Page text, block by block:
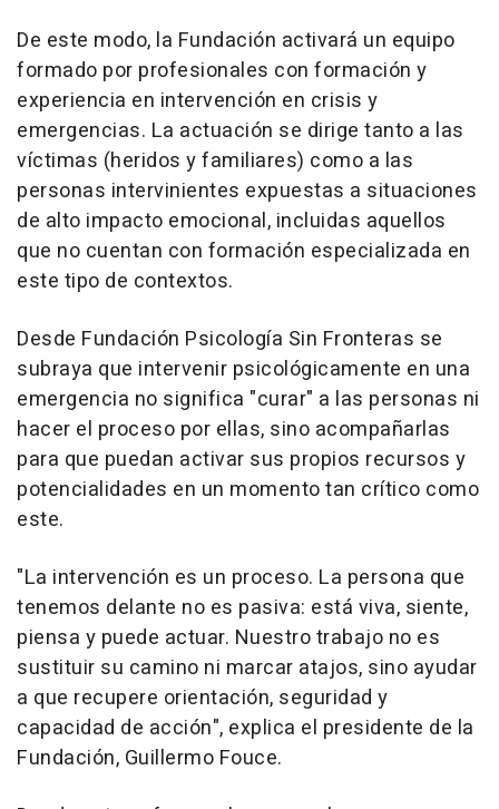
De este modo, la Fundación activará un equipo
formado por profesionales con formación y
experiencia en intervención en crisis y
emergencias. La actuación se dirige tanto a las
víctimas (heridos y familiares) como a las
personas intervinientes expuestas a situaciones
de alto impacto emocional, incluidas aquellos
que no cuentan con formación especializada en
este tipo de contextos.
Desde Fundación Psicología Sin Fronteras se
subraya que intervenir psicológicamente en una
emergencia no significa "curar" a las personas ni
hacer el proceso por ellas, sino acompañarlas
para que puedan activar sus propios recursos y
potencialidades en un momento tan crítico como
este.
"La intervención es un proceso. La persona que
tenemos delante no es pasiva: está viva, siente,
piensa y puede actuar. Nuestro trabajo no es
sustituir su camino ni marcar atajos, sino ayudar
a que recupere orientación, seguridad y
capacidad de acción", explica el presidente de la
Fundación, Guillermo Fouce.